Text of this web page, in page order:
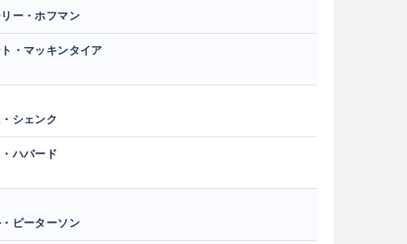
ー・ホフマン
・マッキンタイア
シェンク
ハバード
ピーターソン